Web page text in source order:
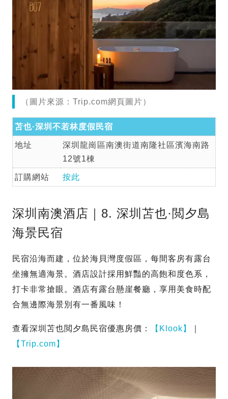
（圖片來源：Trip.com網頁圖片）
苫也·深圳不若林度假民宿
地址
深圳龍崗區南澳街道南隆社區濱海南路
12號1棟
訂購網站 按此
深圳南澳酒店｜8. 深圳苫也·閲夕島
海景民宿
民宿沿海而建，位於海貝灣度假區，每間客房有露台
坐擁無適海景。酒店設計採用鮮豔的高飽和度色系，
打卡非常搶眼。酒店有露台懸崖餐廳，享用美食時配
合無邊際海景別有一番風味！
查看深圳苫也閲夕島民宿優惠房價： 【Klook】
【Trip.com】